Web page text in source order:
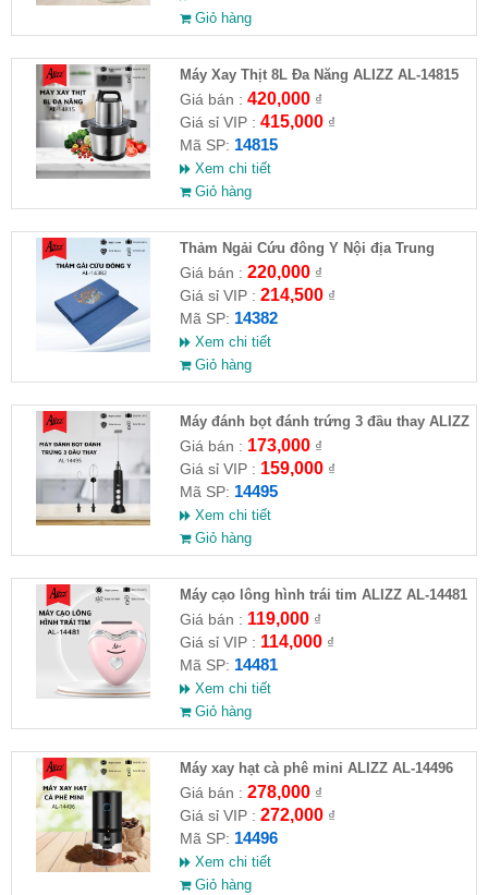
Giỏ hàng
Máy Xay Thịt 8L Đa Năng ALIZZ AL-14815
Giá bán : 420,000₫
Giá sỉ VIP : 415,000₫
Mã SP: 14815
Xem chi tiết
Giỏ hàng
Thảm Ngải Cứu đông Y Nội địa Trung
(không kèm gối) ALIZZ AL14382 (Full VAT )
Giá bán : 220,000₫
Giá sỉ VIP : 214,500₫
Mã SP: 14382
Xem chi tiết
Giỏ hàng
Máy đánh bọt đánh trứng 3 đầu thay ALIZZ
AL-14495
Giá bán : 173,000₫
Giá sỉ VIP : 159,000₫
Mã SP: 14495
Xem chi tiết
Giỏ hàng
Máy cạo lông hình trái tim ALIZZ AL-14481
Giá bán : 119,000₫
Giá sỉ VIP : 114,000₫
Mã SP: 14481
Xem chi tiết
Giỏ hàng
Máy xay hạt cà phê mini ALIZZ AL-14496
Giá bán : 278,000₫
Giá sỉ VIP : 272,000₫
Mã SP: 14496
Xem chi tiết
Giỏ hàng